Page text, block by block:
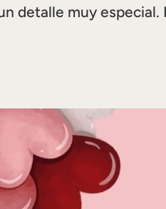
detalle muy especial.